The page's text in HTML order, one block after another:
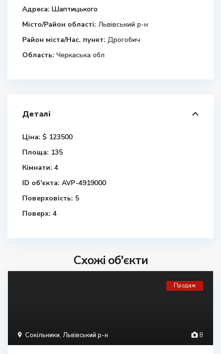
Адреса: Шаптицького
Місто/Район області: Львівський р-н
Район міста/Нас. пункт: Дрогобич
Область: Черкаська обл
Деталі
Ціна: $ 123500
Площа: 135
Кімнати: 4
ID об'єкта: AVP-4919000
Поверховість: 5
Поверх: 4
Схожі об'єкти
8
Сокільники, Львівський р-н
Продаж